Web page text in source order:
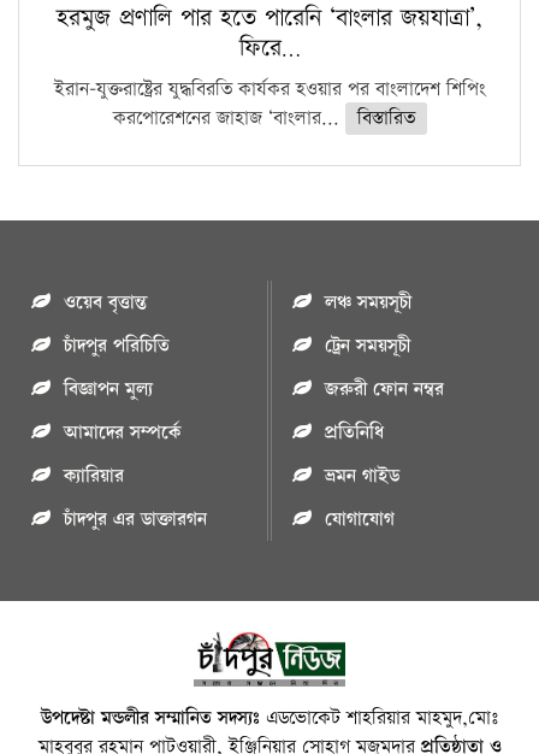
হরমুজ প্রণালি পার হতে পারেনি ‘বাংলার জয়যাত্রা’,
ফিরে…
ইরান-যুক্তরাষ্ট্রের যুদ্ধবিরতি কার্যকর হওয়ার পর বাংলাদেশ শিপিং
করপোরেশনের জাহাজ ‘বাংলার...
বিস্তারিত
ওয়েব বৃত্তান্ত
চাঁদপুর পরিচিতি
বিজ্ঞাপন মুল্য
আমাদের সম্পর্কে
ক্যারিয়ার
চাঁদপুর এর ডাক্তারগন
লঞ্চ সময়সূচী
ট্রেন সময়সূচী
জরুরী ফোন নম্বর
প্রতিনিধি
ভ্রমন গাইড
যোগাযোগ
উপদেষ্টা মন্ডলীর সম্মানিত সদস্যঃ এডভোকেট শাহরিয়ার মাহমুদ,মোঃ
মাহবুবুর রহমান পাটওয়ারী, ইঞ্জিনিয়ার সোহাগ মজুমদারপ্রতিষ্ঠাতা ও